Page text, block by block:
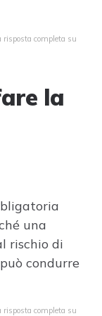
completa su
la
una
rischio di
condurre
completa su